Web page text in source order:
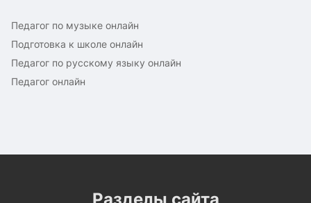
Педагог по музыке онлайн
Подготовка к школе онлайн
Педагог по русскому языку онлайн
Педагог онлайн